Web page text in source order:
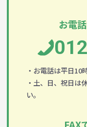
お電
・お電話は平日10
・土、日、祝日は
い。